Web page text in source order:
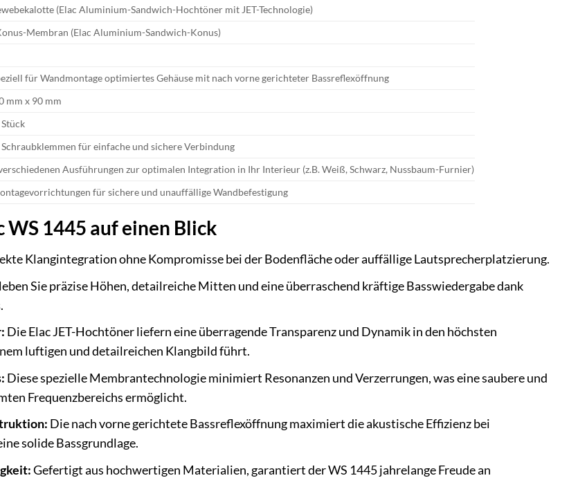
(Elac Aluminium-Sandwich-Hochtöner mit JET-Technologie)
Membran (Elac Aluminium-Sandwich-Konus)
für Wandmontage optimiertes Gehäuse mit nach vorne gerichteter Bassreflexöffnung
mm x 90 mm
für einfache und sichere Verbindung
Ausführungen zur optimalen Integration in Ihr Interieur (z.B. Weiß, Schwarz, Nussbaum-Furnier)
für sichere und unauffällige Wandbefestigung
WS 1445 auf einen Blick
Klangintegration ohne Kompromisse bei der Bodenfläche oder auffällige Lautsprecherplatzierung.
Sie präzise Höhen, detailreiche Mitten und eine überraschend kräftige Basswiedergabe dank
Die Elac JET-Hochtöner liefern eine überragende Transparenz und Dynamik in den höchsten
luftigen und detailreichen Klangbild führt.
Diese spezielle Membrantechnologie minimiert Resonanzen und Verzerrungen, was eine saubere und
Frequenzbereichs ermöglicht.
Die nach vorne gerichtete Bassreflexöffnung maximiert die akustische Effizienz bei
solide Bassgrundlage.
Gefertigt aus hochwertigen Materialien, garantiert der WS 1445 jahrelange Freude an